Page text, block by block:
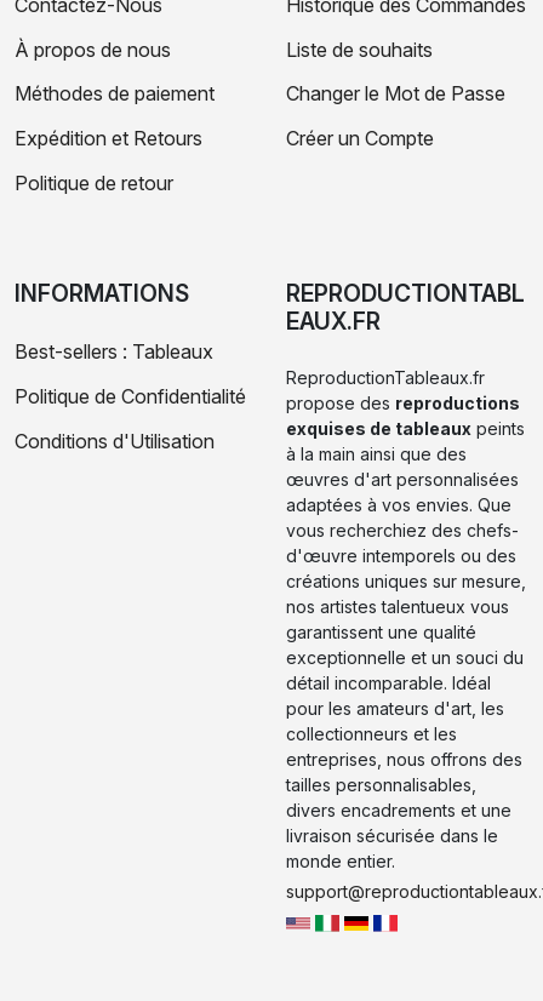
À propos de nous
Méthodes de paiement
Expédition et Retours
Politique de retour
Liste de souhaits
Changer le Mot de Passe
Créer un Compte
INFORMATIONS
Best-sellers : Tableaux
Politique de Confidentialité
Conditions d'Utilisation
REPRODUCTIONTABL
EAUX.FR
ReproductionTableaux.fr
propose des reproductions
exquises de tableaux peints
à la main ainsi que des
œuvres d'art personnalisées
adaptées à vos envies. Que
vous recherchiez des chefs-
d'œuvre intemporels ou des
créations uniques sur mesure,
nos artistes talentueux vous
garantissent une qualité
exceptionnelle et un souci du
détail incomparable. Idéal
pour les amateurs d'art, les
collectionneurs et les
entreprises, nous offrons des
tailles personnalisables,
divers encadrements et une
livraison sécurisée dans le
monde entier.